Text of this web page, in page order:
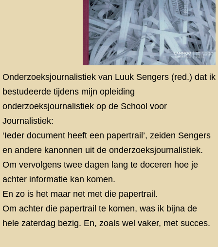
Onderzoeksjournalistiek van Luuk Sengers (red.) dat ik
bestudeerde tijdens mijn opleiding
onderzoeksjournalistiek op de School voor
Journalistiek:
‘Ieder document heeft een papertrail’, zeiden Sengers
en andere kanonnen uit de onderzoeksjournalistiek.
Om vervolgens twee dagen lang te doceren hoe je
achter informatie kan komen.
En zo is het maar net met die papertrail.
Om achter die papertrail te komen, was ik bijna de
hele zaterdag bezig. En, zoals wel vaker, met succes.